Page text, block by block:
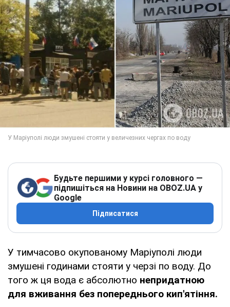
Будьте першими у курсі головного —
підпишіться на Новини на OBOZ.UA у
Google
Підписатися
У тимчасово окупованому Маріуполі люди
змушені годинами стояти у черзі по воду. До
того ж ця вода є абсолютно непридатною
для вживання без попереднього кип'ятіння.